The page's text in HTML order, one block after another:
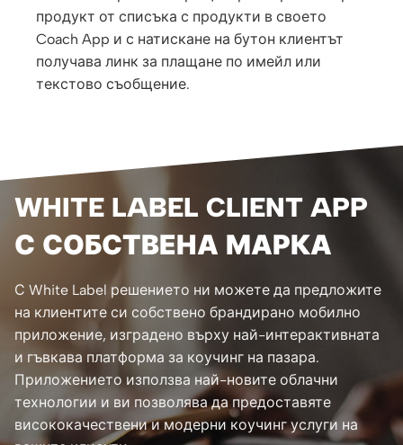
продукт от списъка с продукти в своето
Coach App и с натискане на бутон клиентът
получава линк за плащане по имейл или
текстово съобщение.
WHITE LABEL CLIENT APP
С СОБСТВЕНА МАРКА
С White Label решението ни можете да предложите
на клиентите си собствено брандирано мобилно
приложение, изградено върху най-интерактивната
и гъвкава платформа за коучинг на пазара.
Приложението използва най-новите облачни
технологии и ви позволява да предоставяте
висококачествени и модерни коучинг услуги на